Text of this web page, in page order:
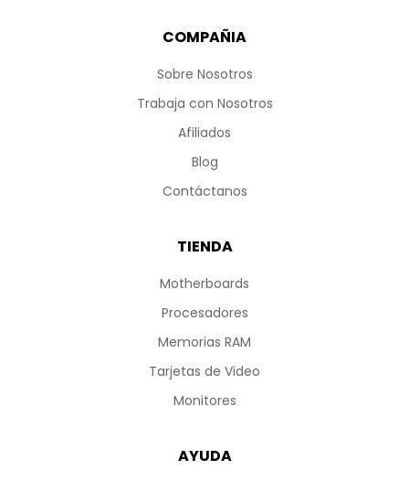
COMPAÑIA
Sobre Nosotros
Trabaja con Nosotros
Afiliados
Blog
Contáctanos
TIENDA
Motherboards
Procesadores
Memorias RAM
Tarjetas de Video
Monitores
AYUDA